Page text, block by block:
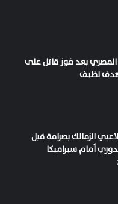
المصري بعد فوز قاتل على
بهدف نظيف
الزمالك بصرامة قبل
أمام سيراميكا